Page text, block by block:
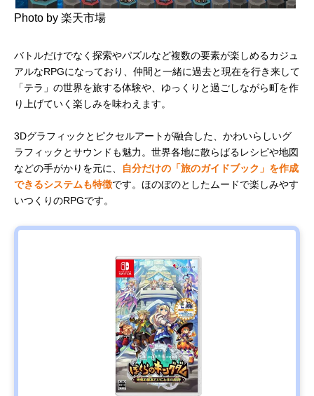
Photo by 楽天市場
バトルだけでなく探索やパズルなど複数の要素が楽しめるカジュ
アルなRPGになっており、仲間と一緒に過去と現在を行き来して
「テラ」の世界を旅する体験や、ゆっくりと過ごしながら町を作
り上げていく楽しみを味わえます。
3Dグラフィックとピクセルアートが融合した、かわいらしいグ
ラフィックとサウンドも魅力。世界各地に散らばるレシピや地図
などの手がかりを元に、
自分だけの「旅のガイドブック」を作成
できるシステムも特徴です。ほのぼのとしたムードで楽しみやす
いつくりのRPGです。